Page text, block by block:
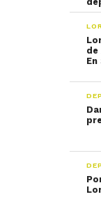
de
En